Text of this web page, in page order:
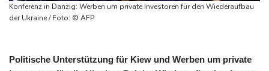
Konferenz in Danzig: Werben um private Investoren für den Wiederaufbau
der Ukraine / Foto: © AFP
Politische Unterstützung für Kiew und Werben um private